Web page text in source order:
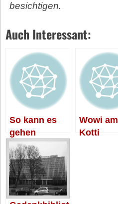
besichtigen.
Auch Interessant:
So kann es
gehen
Wowi am
Kotti